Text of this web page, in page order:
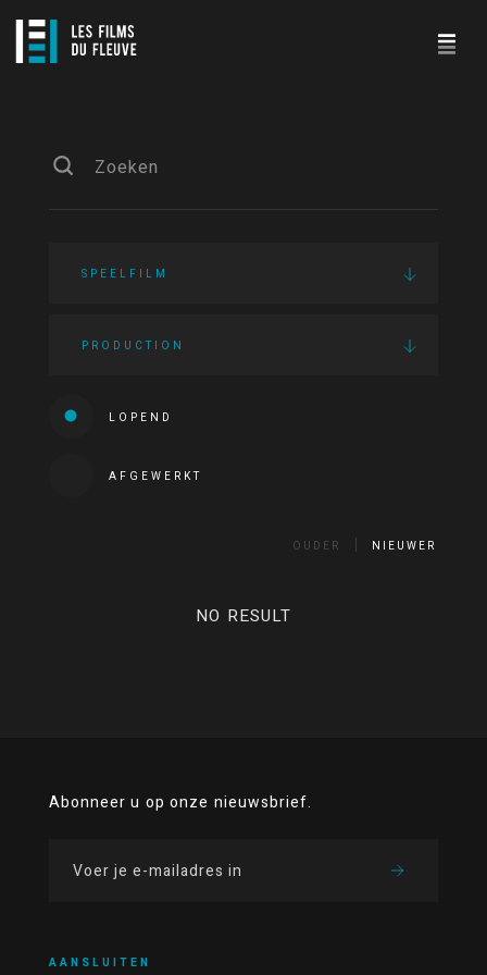
SPEELFILM
PRODUCTION
LOPEND
AFGEWERKT
OUDER NIEUWER
NO RESULT
Abonneer u op onze nieuwsbrief.
AANSLUITEN